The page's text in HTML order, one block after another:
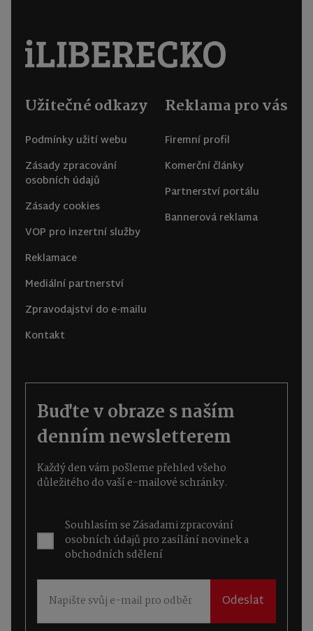
Užitečné odkazy
Podmínky užití webu
Zásady zpracování
osobních údajů
Zásady cookies
VOP pro inzertní služby
Reklamace
Mediální partnerství
Zpravodajství do e-mailu
Kontakt
Reklama pro vás
Firemní profil
Komerční články
Partnerství portálu
Bannerová reklama
Buďte v obraze s naším
denním newsletterem
Každý den vám pošleme přehled všeho
důležitého do vaší e-mailové schránky.
Souhlasím seZásadami zpracování
osobních údajů pro zasílání novinek a
obchodních sdělení
Odeslat